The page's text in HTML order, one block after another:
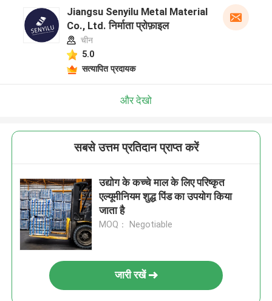
Jiangsu Senyilu Metal Material
Co., Ltd. निर्माता प्रोफ़ाइल
चीन
5.0
सत्यापित प्रदायक
और देखो
सबसे उत्तम प्रतिदान प्राप्त करें
उद्योग के कच्चे माल के लिए परिष्कृत
एल्यूमीनियम शुद्ध पिंड का उपयोग किया
जाता है
MOQ： Negotiable
जारी रखें